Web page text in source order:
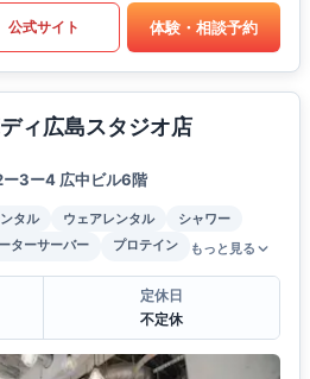
公式サイト 体験・相談予約
ィ広島スタジオ店
ー3ー4 広中ビル6階
タル ウェアレンタル
シャワー
ターサーバー プロテイン もっと見る
定休日
不定休